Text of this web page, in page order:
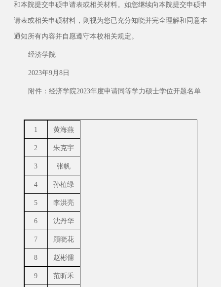
和本院提交申硕申请表或相关材料。如您继续向本院提交申硕申
请表或相关申硕材料，则视为您已充分知晓并完全理解和同意本
通知所有内容并自愿遵守本校相关规定。
经济学院
2023年9月8日
附件：经济学院2023年度申请同等学力硕士学位开题名单
1 黄海燕
2 朱克宇
3 张帆
4 孙植绿
5 李洪亮
6 沈丹华
7 顾晓花
8 赵彬儒
9 范昕禾